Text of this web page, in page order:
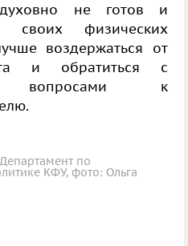
не готов и
своих физических
воздержаться от
и обратиться с
вопросами к
по
КФУ, фото: Ольга